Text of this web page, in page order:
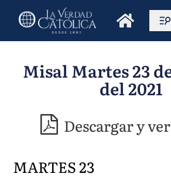
Misal Martes 23
del 2021
Descargar y
MARTES 23